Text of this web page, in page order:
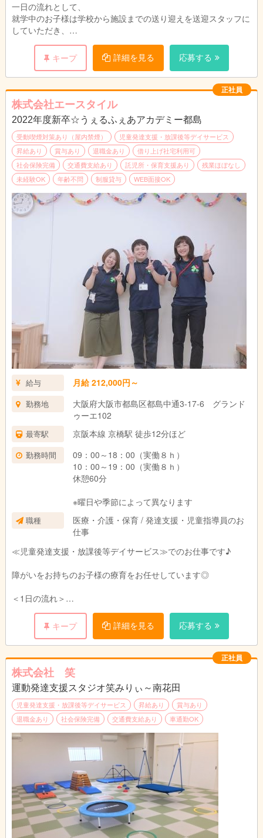
一日の流れとして、
就学中のお子様は学校から施設までの送り迎えを送迎スタッフに
していただき、
施設にいる間は、学校で出された宿題をまずやって頂きます。そ
の際、一緒に考える手助けなどをしてもらいます。そのあとは、
個人・個人に合わせたスケジュールに沿って一緒に過ごしていた
だきます。
帰りは、送迎スタッフに家まで送って頂きます。（＊福祉スタッ
フと送迎スタッフは別です）
障がいをお持ちのお子様は周りより少し、苦手なことが多いだけ
です。
その苦手なことを一緒にできるまで手助けする。そんなお仕事で
す。
キープ 詳細を見る 応募する
正社員
株式会社エースタイル
2022年度新卒☆うぇるふぇあアカデミー都島
受動喫煙対策あり（屋内禁煙）
児童発達支援・放課後等デイサービス
昇給あり
賞与あり 退職金あり
借り上げ社宅利用可
社会保険完備
交通費支給あり 託児所・保育支援あり
残業ほぼなし
未経験OK
年齢不問 制服貸与 WEB面接OK
給与 月給 212,000円～
勤務地
大阪府大阪市都島区都島中通3-17-6 グランド
ゥーエ102
最寄駅 京阪本線 京橋駅 徒歩12分ほど
勤務時間
09：00～18：00（実働８ｈ）
10：00～19：00（実働８ｈ）
休憩60分
※曜日や季節によって異なります
職種
医療・介護・保育 / 発達支援・児童指導員のお
仕事
≪児童発達支援・放課後等デイサービス≫でのお仕事です♪
障がいをお持ちのお子様の療育をお任せしています◎
＜1日の流れ＞
午前中はお子様のご自宅にお迎えに行きます♪
運転できるスタッフと指導員が2人一組で送迎していますので安
心してくださいね♪
施設内では、午後からのレクリエーションや工作、学習プリント
の準備などを行います。
午後からは学校へ通っているお子様のお迎えに行きます♪
施設に着いた子からおやつを食べていただいたり、宿題を行いま
す。
お子さまの苦手なことをサポートしてくださいね☆
また体を動かしたり、工作などのあそびで、様々な面からお子様
にアプローチしていただきます♪
一緒に楽しく遊びながら、成長をサポートしてくださいね☆
夕方からはお子様をご自宅までお送りします♪
事務作業などを済ませて一日が終了です◎
キープ 詳細を見る 応募する
正社員
株式会社 笑
運動発達支援スタジオ笑みりぃ～南花田
児童発達支援・放課後等デイサービス 昇給あり
賞与あり
退職金あり
社会保険完備 交通費支給あり 車通勤OK